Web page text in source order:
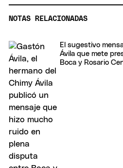
NOTAS RELACIONADAS
El sugestivo
Ávila que mete
Boca y Rosario